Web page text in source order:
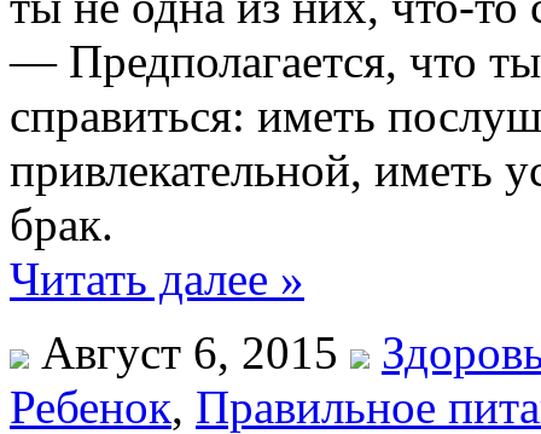
— Предполагается, что
справиться: иметь
привлекательной, иметь
брак.
Читать далее »
Август 6, 2015
Ребенок, Правильное